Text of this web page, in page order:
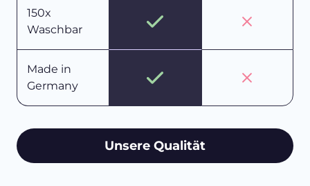
150x
Waschbar
Made in
Germany
Unsere Qualität